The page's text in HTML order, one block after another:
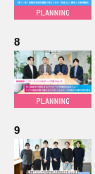
8
9